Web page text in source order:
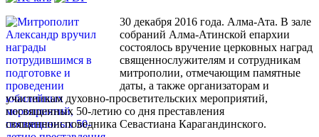
30 декабря 2016 года. Алма-Ата. В зале
собраний Алма-Атинской епархии
состоялось вручение церковных наград
священнослужителям и сотрудникам
митрополии, отмечающим памятные
даты, а также организаторам и
участникам духовно-просветительских мероприятий,
посвященных 50-летию со дня преставления
священноисповедника Севастиана Карагандинского.